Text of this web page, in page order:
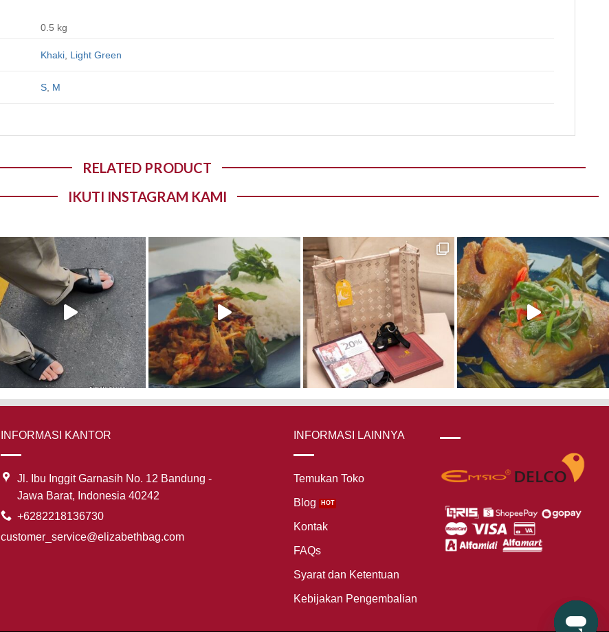
0.5 kg
Khaki, Light Green
S, M
RELATED PRODUCT
IKUTI INSTAGRAM KAMI
INFORMASI KANTOR
Jl. Ibu Inggit Garnasih No. 12 Bandung -
Jawa Barat, Indonesia 40242
+6282218136730
customer_service@elizabethbag.com
INFORMASI LAINNYA
Temukan Toko
Blog
Kontak
FAQs
Syarat dan Ketentuan
Kebijakan Pengembalian